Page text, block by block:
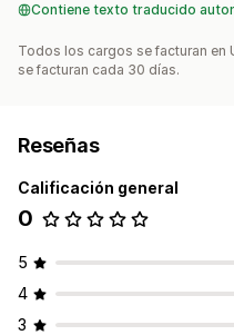
Contiene texto traducido
Todos los cargos se facturan en
se facturan cada 30 días.
Reseñas
Calificación general
0
5
4
3